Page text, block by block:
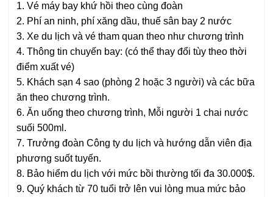
1. Vé máy bay khứ hồi theo cùng đoàn
2. Phí an ninh, phí xăng dầu, thuế sân bay 2 nước
3. Xe du lịch và vé tham quan theo như chương trình
4. Thông tin chuyến bay: (có thể thay đổi tùy theo thời
điểm xuất vé)
5. Khách sạn 4 sao (phòng 2 hoặc 3 người) và các bữa
ăn theo chương trình.
6. Ăn uống theo chương trình, Mỗi người 1 chai nước
suối 500ml.
7. Trưởng đoàn Công ty du lịch và hướng dẫn viên địa
phương suốt tuyến.
8. Bảo hiểm du lịch với mức bồi thường tối đa 30.000$.
9. Quý khách từ 70 tuổi trở lên vui lòng mua mức bảo